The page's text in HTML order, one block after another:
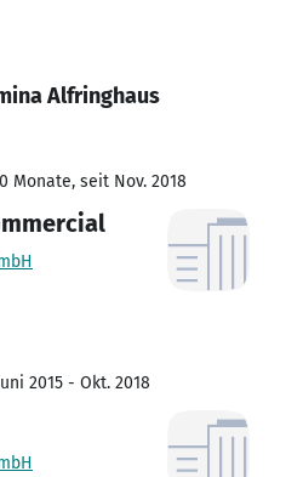
Alfringhaus
Monate, seit Nov. 2018
2015 - Okt. 2018